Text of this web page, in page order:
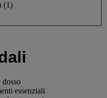
(1)
dosso
essenziali